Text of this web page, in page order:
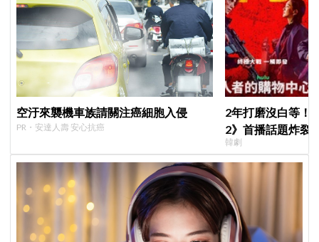
空汙來襲機車族請關注癌細胞入侵
PR・安達人壽 安心抗癌
2年打磨沒白等！
2》首播話題炸裂
季找我，我就拍
韓劇